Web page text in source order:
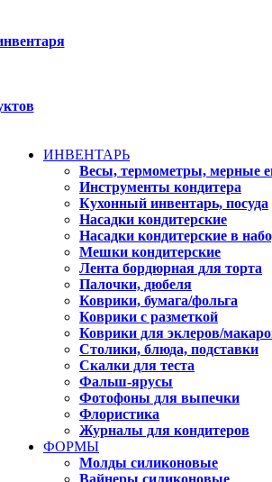
ИНВЕНТАРЬ
Весы, термометры, мерные
Инструменты кондитера
Кухонный инвентарь, посуда
Насадки кондитерские
Насадки кондитерские в
Мешки кондитерские
Лента бордюрная для торта
Палочки, дюбеля
Коврики, бумага/фольга
Коврики с разметкой
Коврики для эклеров/
Столики, блюда, подставки
Скалки для теста
Фальш-ярусы
Фотофоны для выпечки
Флористика
Журналы для кондитеров
ФОРМЫ
Молды силиконовые
Вайнеры силиконовые